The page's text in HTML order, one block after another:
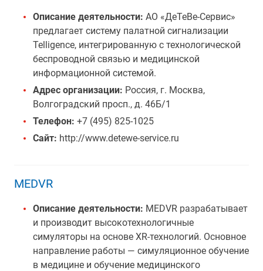
Описание деятельности: АО «ДеТеВе-Сервис»
предлагает систему палатной сигнализации
Telligence, интегрированную с технологической
беспроводной связью и медицинской
информационной системой.
Адрес организации: Россия, г. Москва,
Волгоградский просп., д. 46Б/1
Телефон: +7 (495) 825-1025
Сайт: http://www.detewe-service.ru
MEDVR
Описание деятельности: MEDVR разрабатывает
и производит высокотехнологичные
симуляторы на основе XR-технологий. Основное
направление работы — симуляционное обучение
в медицине и обучение медицинского